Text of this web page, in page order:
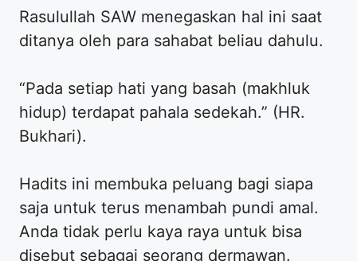
Rasulullah SAW menegaskan hal ini saat
ditanya oleh para sahabat beliau dahulu.
“Pada setiap hati yang basah (makhluk
hidup) terdapat pahala sedekah.” (HR.
Bukhari).
Hadits ini membuka peluang bagi siapa
saja untuk terus menambah pundi amal.
Anda tidak perlu kaya raya untuk bisa
disebut sebagai seorang dermawan.